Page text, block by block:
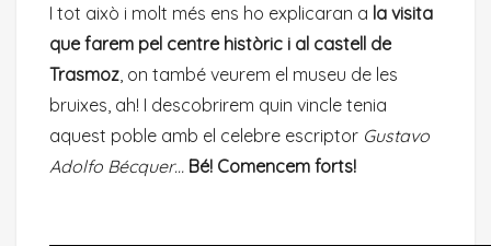
I tot això i molt més ens ho explicaran a la visita
que farem pel centre històric i al castell de
Trasmoz , on també veurem el museu de les
bruixes, ah! I descobrirem quin vincle tenia
aquest poble amb el celebre escriptor Gustavo
Adolfo Bécquer… Bé! Comencem forts!